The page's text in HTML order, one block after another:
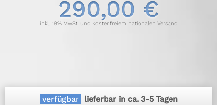
290,00 €
inkl. 19% MwSt. und kostenfreiem nationalen Versand
verfügbar lieferbar in ca. 3-5 Tagen